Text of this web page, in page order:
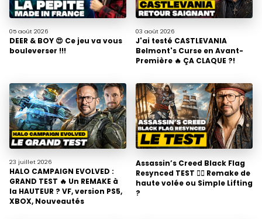
05 août 2026
DEER & BOY 😍 Ce jeu va vous
bouleverser !!!
03 août 2026
J'ai testé CASTLEVANIA
Belmont's Curse en Avant-
Première 🔥 ÇA CLAQUE ?!
23 juillet 2026
HALO CAMPAIGN EVOLVED :
GRAND TEST 🔥 Un REMAKE à
la HAUTEUR ? VF, version PS5,
XBOX, Nouveautés
Assassin’s Creed Black Flag
Resynced TEST 🏴‍☠️ Remake de
haute volée ou Simple Lifting
?